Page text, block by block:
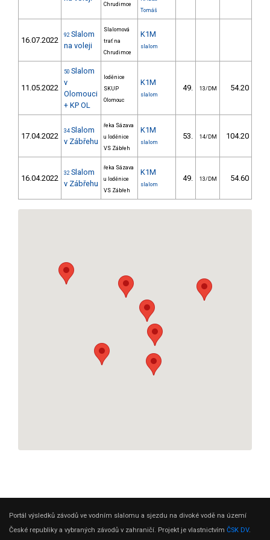
Chrudimce
Tomáš
16.07.2022
92 Slalom
na voleji
Slalomová
trať na
Chrudimce
K1M
slalom
11.05.2022
50 Slalom
v
Olomouci
+ KP OL
loděnice
SKUP
Olomouc
K1M
slalom
49. 13/DM 54.20
17.04.2022
34 Slalom
v Zábřehu
řeka Sázava
u loděnice
VS Zábřeh
K1M
slalom
53. 14/DM 104.20
16.04.2022
32 Slalom
v Zábřehu
řeka Sázava
u loděnice
VS Zábřeh
K1M
slalom
49. 13/DM 54.60
Portál výsledků závodů ve vodním slalomu a sjezdu na divoké vodě na území
České republiky a vybraných závodů v zahraničí. Projekt je vlastnictvím ČSK DV.